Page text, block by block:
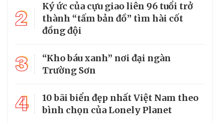
2
Ký ức của cựu giao liên 96 tuổi trở
thành “tấm bản đồ” tìm hài cốt
đồng đội
3
“Kho báu xanh” nơi đại ngàn
Trường Sơn
4
10 bãi biển đẹp nhất Việt Nam theo
bình chọn của Lonely Planet